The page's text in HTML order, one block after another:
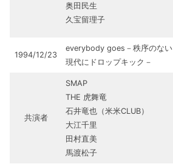
奥田民生
久宝留理子
1994/12/23
everybody goes－秩序のない
現代にドロップキック－
共演者
SMAP
THE 虎舞竜
石井竜也（米米CLUB）
大江千里
田村直美
馬渡松子